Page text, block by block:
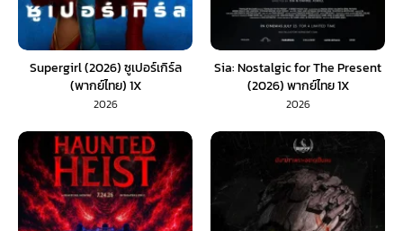
Supergirl (2026) ซูเปอร์เกิร์ล
(พากย์ไทย) 1X
2026
Sia: Nostalgic for The Present
(2026) พากย์ไทย 1X
2026